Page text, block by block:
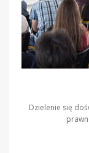
Dzielenie się